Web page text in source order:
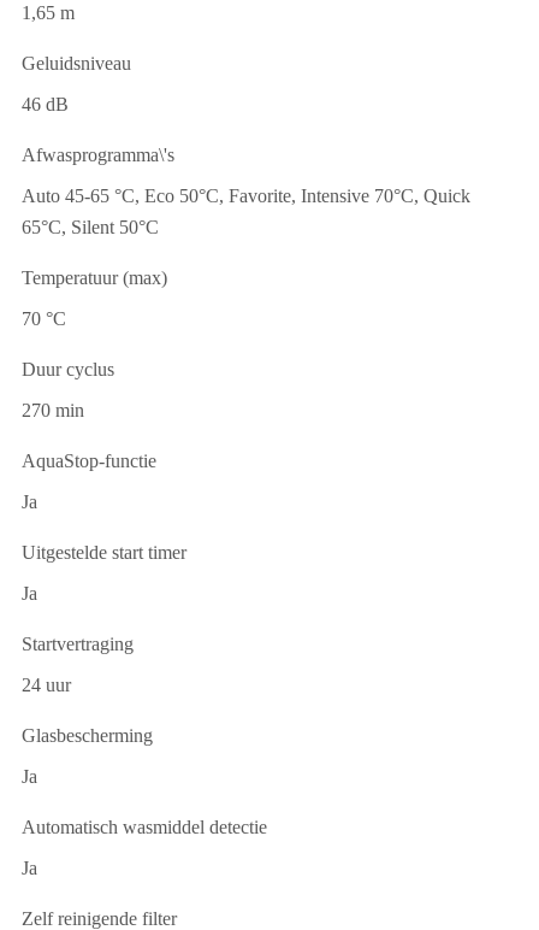
1,65 m
Geluidsniveau
46 dB
Afwasprogramma\'s
Auto 45-65 °C, Eco 50°C, Favorite, Intensive 70°C, Quick
65°C, Silent 50°C
Temperatuur (max)
70 °C
Duur cyclus
270 min
AquaStop-functie
Ja
Uitgestelde start timer
Ja
Startvertraging
24 uur
Glasbescherming
Ja
Automatisch wasmiddel detectie
Ja
Zelf reinigende filter